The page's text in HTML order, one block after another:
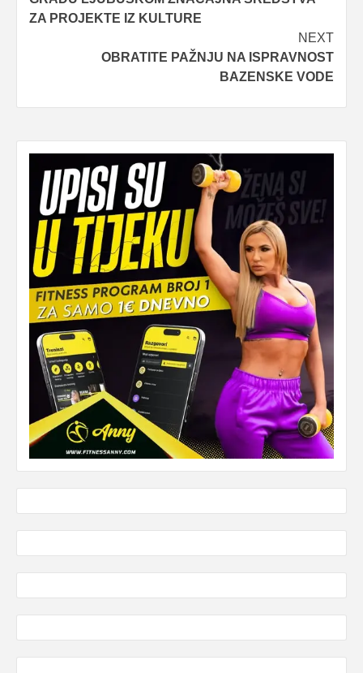
navigation
ZA PROJEKTE IZ KULTURE
NEXT
OBRATITE PAŽNJU NA ISPRAVNOST
BAZENSKE VODE